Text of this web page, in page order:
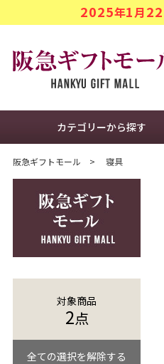
2025年1月22
カテゴリーから探す
阪急ギフトモール 寝具
対象商品
2点
全ての選択を解除する